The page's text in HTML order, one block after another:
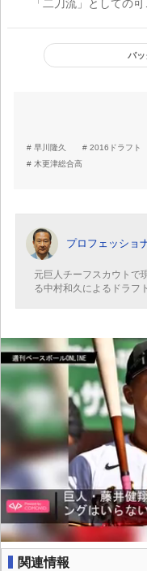
「二刀流」としての可
バッ
早川隆久 2016ドラフト
木更津総合高
プロフェッショ
元巨人チーフスカウトで
る中村和久によるドラフ
関連情報